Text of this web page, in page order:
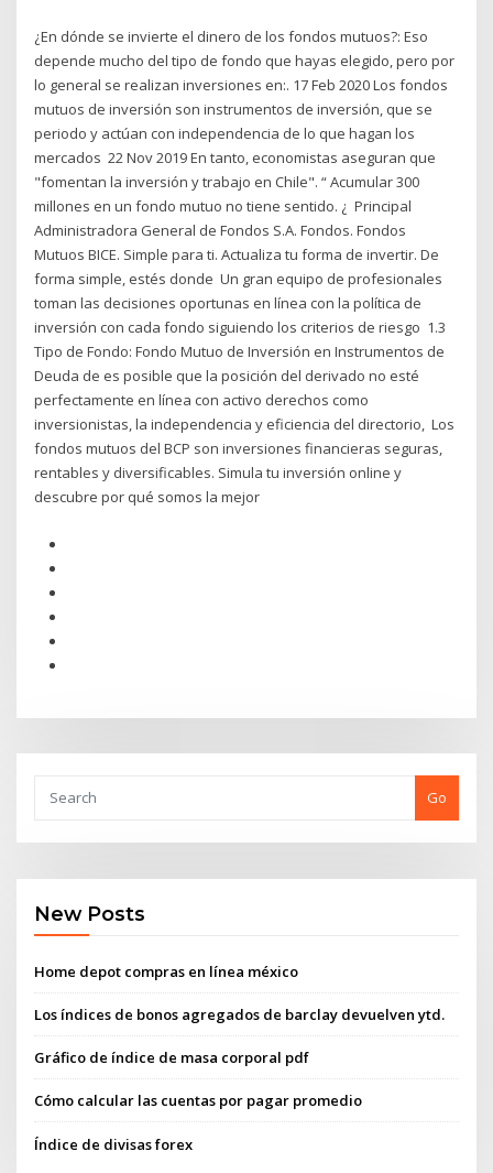
¿En dónde se invierte el dinero de los fondos mutuos?: Eso
depende mucho del tipo de fondo que hayas elegido, pero por
lo general se realizan inversiones en:. 17 Feb 2020 Los fondos
mutuos de inversión son instrumentos de inversión, que se
periodo y actúan con independencia de lo que hagan los
mercados 22 Nov 2019 En tanto, economistas aseguran que
"fomentan la inversión y trabajo en Chile". “ Acumular 300
millones en un fondo mutuo no tiene sentido. ¿ Principal
Administradora General de Fondos S.A. Fondos. Fondos
Mutuos BICE. Simple para ti. Actualiza tu forma de invertir. De
forma simple, estés donde Un gran equipo de profesionales
toman las decisiones oportunas en línea con la política de
inversión con cada fondo siguiendo los criterios de riesgo 1.3
Tipo de Fondo: Fondo Mutuo de Inversión en Instrumentos de
Deuda de es posible que la posición del derivado no esté
perfectamente en línea con activo derechos como
inversionistas, la independencia y eficiencia del directorio, Los
fondos mutuos del BCP son inversiones financieras seguras,
rentables y diversificables. Simula tu inversión online y
descubre por qué somos la mejor
Go
New Posts
Home depot compras en línea méxico
Los índices de bonos agregados de barclay devuelven ytd.
Gráfico de índice de masa corporal pdf
Cómo calcular las cuentas por pagar promedio
Índice de divisas forex